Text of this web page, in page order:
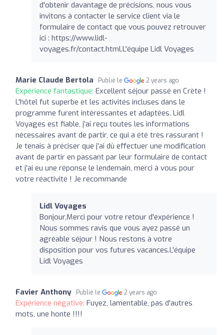
d'obtenir davantage de précisions, nous vous
invitons à contacter le service client via le
formulaire de contact que vous pouvez retrouver
ici : https://www.lidl-
voyages.fr/contact.html.L'équipe Lidl Voyages
Marie Claude Bertola Publié le 2 years ago
Expérience fantastique: Excellent séjour passé en Crète !
L'hôtel fut superbe et les activités incluses dans le
programme furent intéressantes et adaptées. Lidl
Voyages est fiable, j'ai reçu toutes les informations
nécessaires avant de partir, ce qui a été très rassurant !
Je tenais à préciser que j'ai dû effectuer une modification
avant de partir en passant par leur formulaire de contact
et j'ai eu une réponse le lendemain, merci à vous pour
votre réactivité ! Je recommande
Lidl Voyages
Bonjour,Merci pour votre retour d'expérience !
Nous sommes ravis que vous ayez passé un
agréable séjour ! Nous restons à votre
disposition pour vos futures vacances.L'équipe
Lidl Voyages
Favier Anthony Publié le 2 years ago
Expérience négative: Fuyez, lamentable, pas d'autres
mots, une honte !!!!